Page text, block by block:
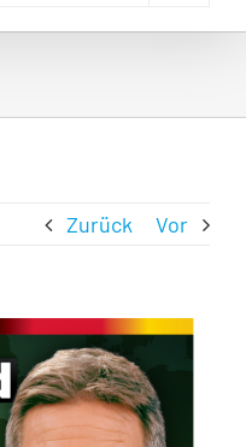
Zurück Vor